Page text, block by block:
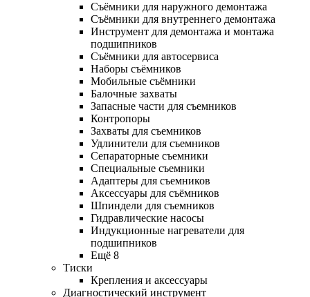
Съёмники для наружного демонтажа
Съёмники для внутреннего демонтажа
Инструмент для демонтажа и монтажа
подшипников
Съёмники для автосервиса
Наборы съёмников
Мобильные съёмники
Балочные захваты
Запасные части для съемников
Контропоры
Захваты для съемников
Удлинители для съемников
Сепараторные съемники
Специальные съемники
Адаптеры для съемников
Аксессуары для съёмников
Шпиндели для съемников
Гидравлические насосы
Индукционные нагреватели для
подшипников
Ещё 8
Тиски
Крепления и аксессуары
Диагностический инструмент